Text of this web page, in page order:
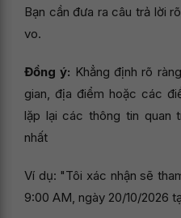
Bạn cần đưa ra câu trả lời
vo.
Đồng ý: Khẳng định rõ
gian, địa điểm hoặc các
lặp lại các thông tin quan
nhất
Ví dụ: "Tôi xác nhận sẽ
9:00 AM, ngày 20/10/2026